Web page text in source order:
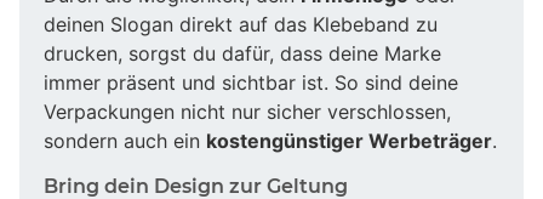
deinen Slogan direkt auf das Klebeband zu
drucken, sorgst du dafür, dass deine Marke
immer präsent und sichtbar ist. So sind deine
Verpackungen nicht nur sicher verschlossen,
sondern auch ein kostengünstiger Werbeträger.
Bring dein Design zur Geltung